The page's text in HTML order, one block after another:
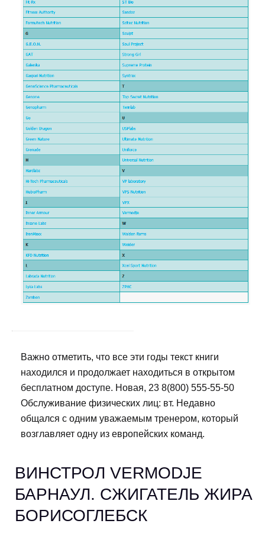
Важно отметить, что все эти годы текст книги
находился и продолжает находиться в открытом
бесплатном доступе. Новая, 23 8(800) 555-55-50
Обслуживание физических лиц: вт. Недавно
общался с одним уважаемым тренером, который
возглавляет одну из европейских команд.
ВИНСТРОЛ VERMODJE
БАРНАУЛ. СЖИГАТЕЛЬ ЖИРА
БОРИСОГЛЕБСК